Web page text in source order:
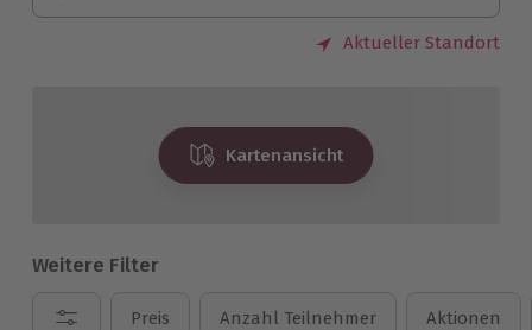
Aktueller Standort
Kartenansicht
Weitere Filter
Preis Anzahl Teilnehmer Aktionen